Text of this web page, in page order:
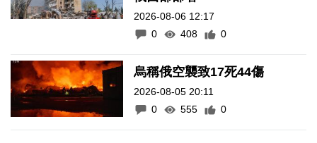
2026-08-06 12:17
0
408 0
烏稱俄空襲致17死44傷
2026-08-05 20:11
0
555 0